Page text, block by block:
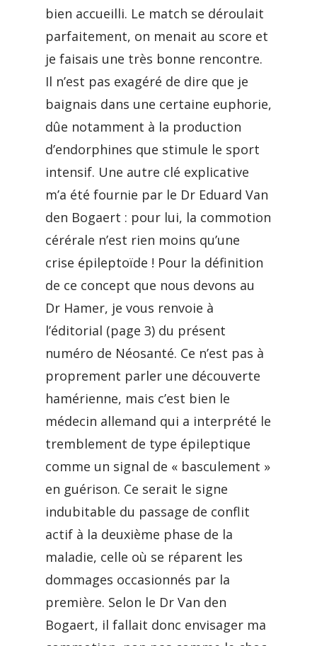
bien accueilli. Le match se déroulait
parfaitement, on menait au score et
je faisais une très bonne rencontre.
Il n’est pas exagéré de dire que je
baignais dans une certaine euphorie,
dûe notamment à la production
d’endorphines que stimule le sport
intensif. Une autre clé explicative
m’a été fournie par le Dr Eduard Van
den Bogaert : pour lui, la commotion
cérérale n’est rien moins qu’une
crise épileptoïde ! Pour la définition
de ce concept que nous devons au
Dr Hamer, je vous renvoie à
l’éditorial (page 3) du présent
numéro de Néosanté. Ce n’est pas à
proprement parler une découverte
hamérienne, mais c’est bien le
médecin allemand qui a interprété le
tremblement de type épileptique
comme un signal de « basculement »
en guérison. Ce serait le signe
indubitable du passage de conflit
actif à la deuxième phase de la
maladie, celle où se réparent les
dommages occasionnés par la
première. Selon le Dr Van den
Bogaert, il fallait donc envisager ma